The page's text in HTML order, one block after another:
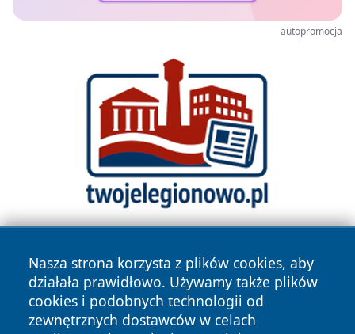
autopromocja
Nasza strona korzysta z plików cookies, aby
działała prawidłowo. Używamy także plików
cookies i podobnych technologii od
zewnętrznych dostawców w celach